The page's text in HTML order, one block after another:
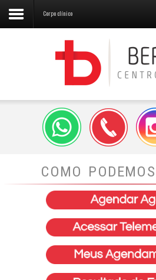
Corpo clínico
COMO PODEMOS